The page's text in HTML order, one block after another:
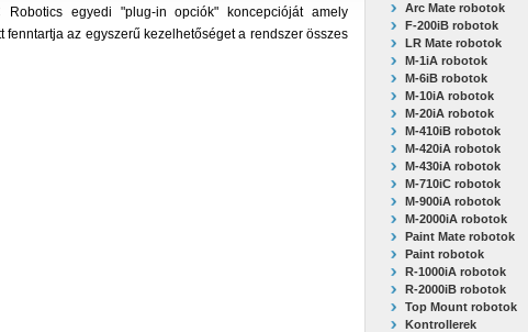
Arc Mate robotok
F-200iB robotok
LR Mate robotok
M-1iA robotok
M-6iB robotok
M-10iA robotok
M-20iA robotok
M-410iB robotok
M-420iA robotok
M-430iA robotok
M-710iC robotok
M-900iA robotok
M-2000iA robotok
Paint Mate robotok
Paint robotok
R-1000iA robotok
R-2000iB robotok
Top Mount robotok
Kontrollerek
egyedi "plug-in opciók" koncepcióját amely
az egyszerű kezelhetőséget a rendszer összes